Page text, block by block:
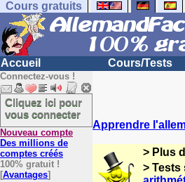
Cours gratuits
Accueil Cours/Tests
Connectez-vous !
Cliquez ici pour
vous connecter
Nouveau compte
Des millions de
comptes créés
100% gratuit !
[Avantages]
Apprendre
> Plus
> Tests